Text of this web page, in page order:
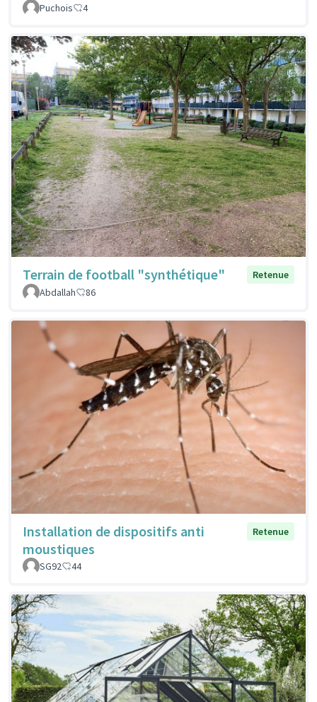
Puchois
4
Terrain de football "synthétique"
Retenue
Abdallah
86
Installation de dispositifs anti
moustiques
Retenue
SG92 44